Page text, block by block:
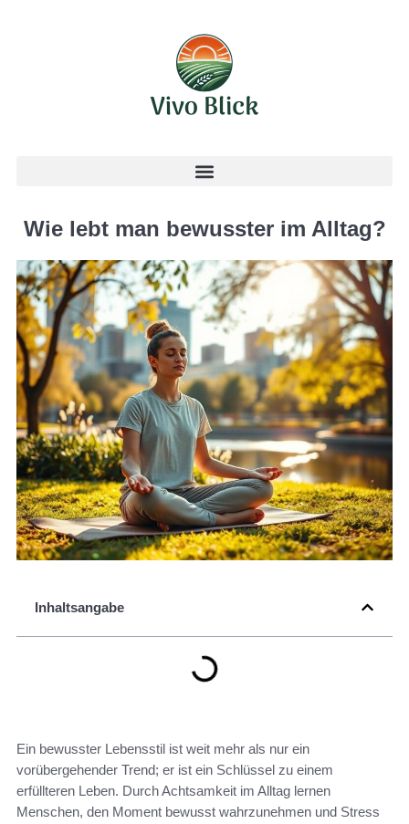
Wie lebt man bewusster im Alltag?
Inhaltsangabe
Ein bewusster Lebensstil ist weit mehr als nur ein
vorübergehender Trend; er ist ein Schlüssel zu einem
erfüllteren Leben. Durch Achtsamkeit im Alltag lernen
Menschen, den Moment bewusst wahrzunehmen und Stress